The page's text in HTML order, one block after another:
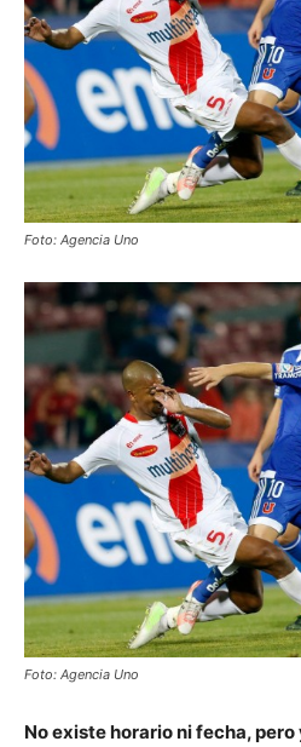
Foto: Agencia Uno
Foto: Agencia Uno
No existe horario ni fecha, pero